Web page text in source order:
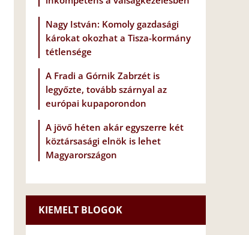
Nagy István: Komoly gazdasági
károkat okozhat a Tisza-kormány
tétlensége
A Fradi a Górnik Zabrzét is
legyőzte, tovább szárnyal az
európai kupaporondon
A jövő héten akár egyszerre két
köztársasági elnök is lehet
Magyarországon
KIEMELT BLOGOK